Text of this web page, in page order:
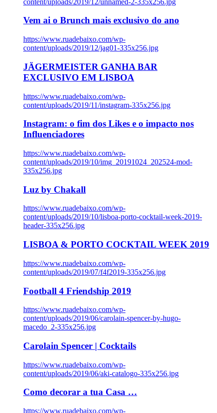
Vem ai o Brunch mais exclusivo do ano
https://www.ruadebaixo.com/wp-
content/uploads/2019/12/jag01-335x256.jpg
JÄGERMEISTER GANHA BAR
EXCLUSIVO EM LISBOA
https://www.ruadebaixo.com/wp-
content/uploads/2019/11/instagram-335x256.jpg
Instagram: o fim dos Likes e o impacto nos
Influenciadores
https://www.ruadebaixo.com/wp-
content/uploads/2019/10/img_20191024_202524-mod-
335x256.jpg
Luz by Chakall
https://www.ruadebaixo.com/wp-
content/uploads/2019/10/lisboa-porto-cocktail-week-2019-
header-335x256.jpg
LISBOA & PORTO COCKTAIL WEEK 2019
https://www.ruadebaixo.com/wp-
content/uploads/2019/07/f4f2019-335x256.jpg
Football 4 Friendship 2019
https://www.ruadebaixo.com/wp-
content/uploads/2019/06/carolain-spencer-by-hugo-
macedo_2-335x256.jpg
Carolain Spencer | Cocktails
https://www.ruadebaixo.com/wp-
content/uploads/2019/06/aki-catalogo-335x256.jpg
Como decorar a tua Casa …
https://www.ruadebaixo.com/wp-